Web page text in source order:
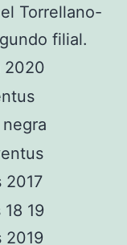
Torrellano-
filial.